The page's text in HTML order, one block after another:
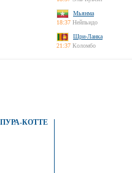
Мьянма
18:37 Нейпьидо
Шри-Ланка
21:37 Коломбо
КОТТЕ